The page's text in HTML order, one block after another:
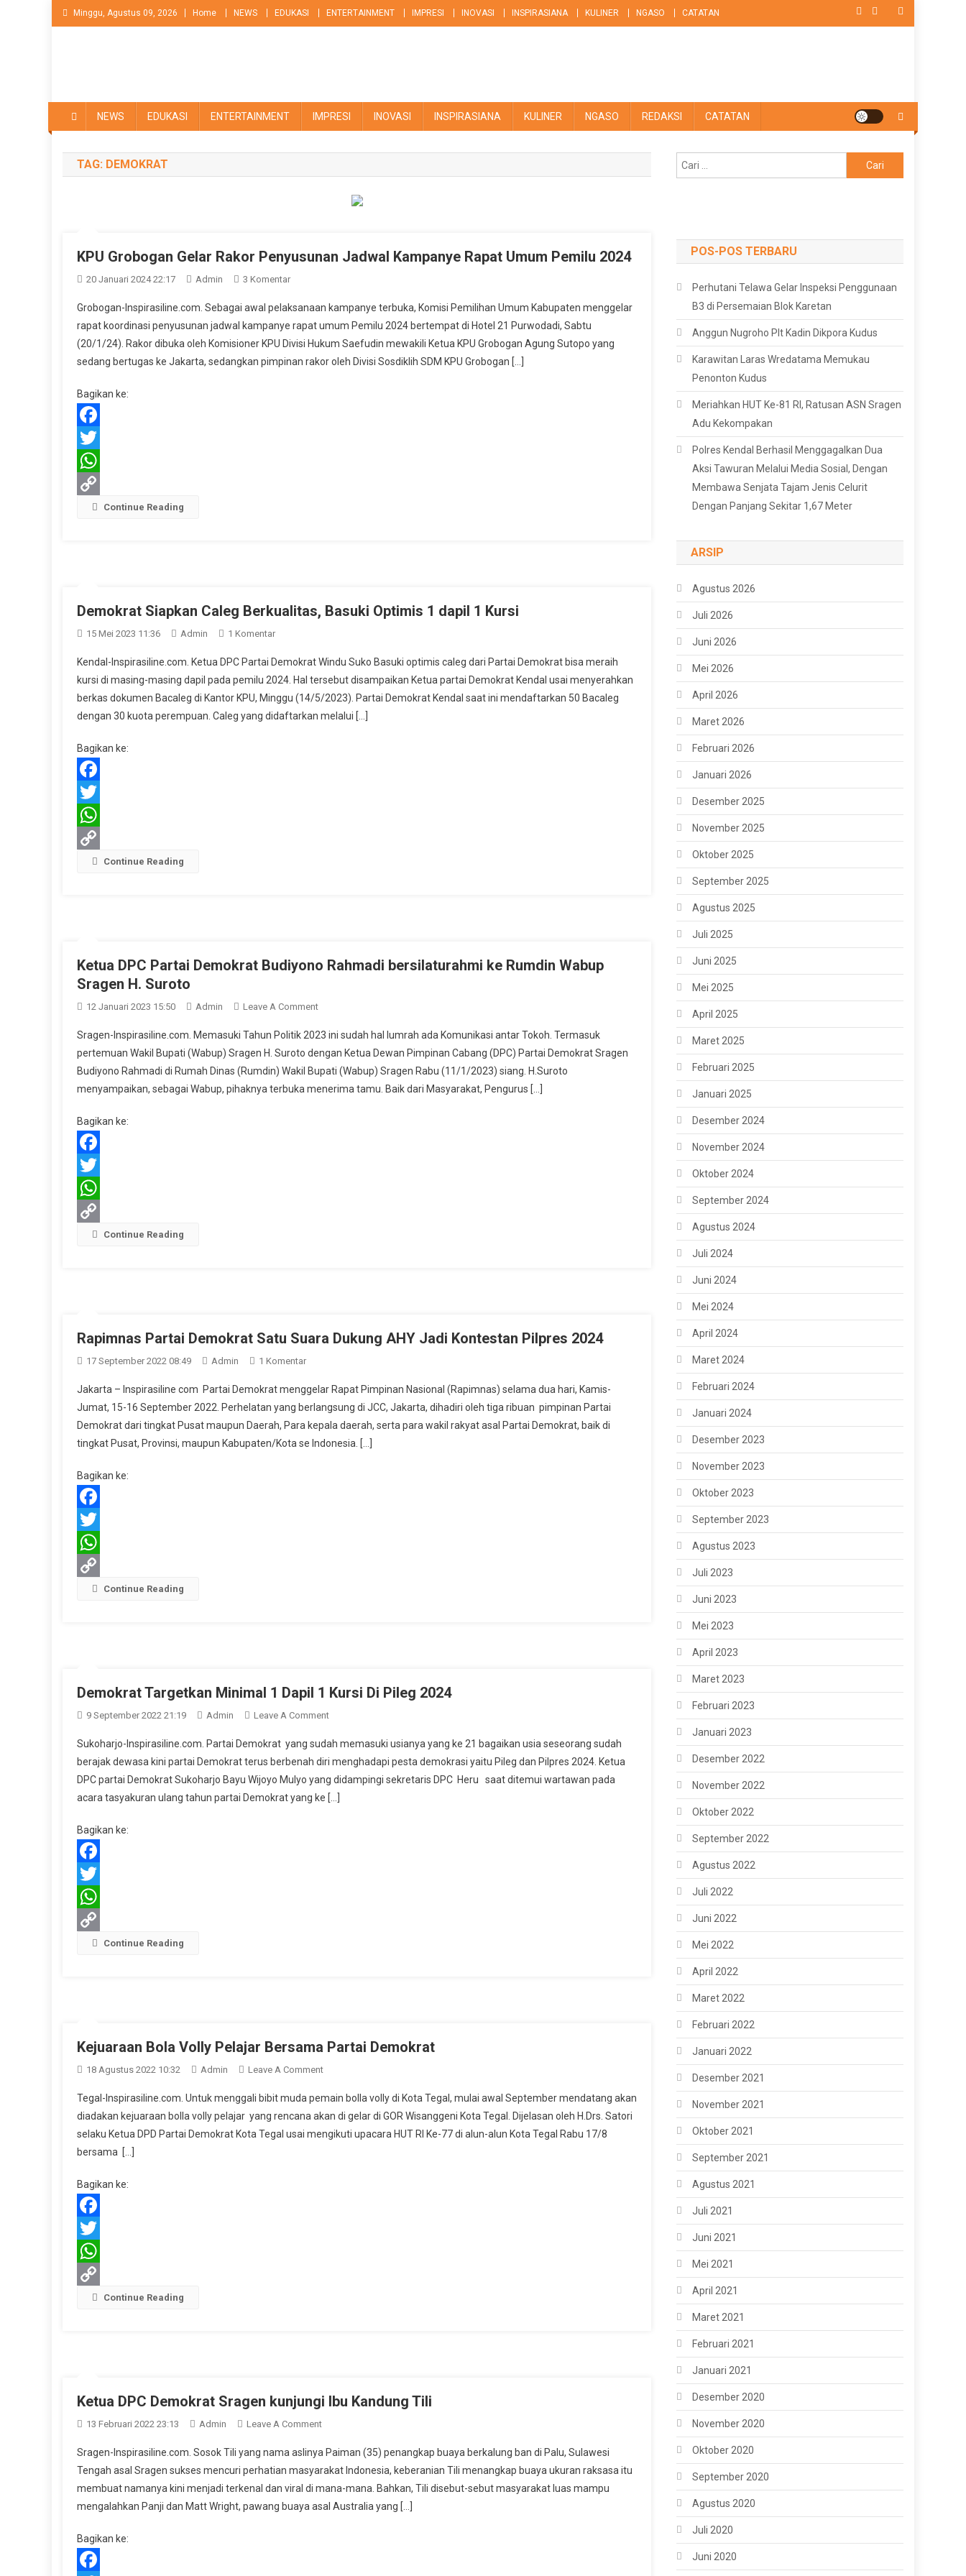
Skip
to
Minggu, Agustus 09, 2026 Home NEWS EDUKASI ENTERTAINMENT IMPRESI INOVASI INSPIRASIANA KULINER NGASO CATATAN
NEWS EDUKASI ENTERTAINMENT IMPRESI INOVASI INSPIRASIANA KULINER NGASO REDAKSI CATATAN
TAG: DEMOKRAT
KPU Grobogan Gelar Rakor Penyusunan Jadwal Kampanye Rapat Umum Pemilu 2024
20 Januari 2024 22:17 Admin 3 KomentarPada
Grobogan
Gelar
Rakor
Penyusunan
Grobogan-Inspirasiline.com. Sebagai awal pelaksanaan kampanye terbuka, Komisi Pemilihan Umum Kabupaten menggelar
rapat koordinasi penyusunan jadwal kampanye rapat umum Pemilu 2024 bertempat di Hotel 21 Purwodadi, Sabtu
(20/1/24). Rakor dibuka oleh Komisioner KPU Divisi Hukum Saefudin mewakili Ketua KPU Grobogan Agung Sutopo yang
sedang bertugas ke Jakarta, sedangkan pimpinan rakor oleh Divisi Sosdiklih SDM KPU Grobogan […]
Bagikan ke:
Facebook
Twitter
WhatsApp
Copy
Continue Reading
Demokrat Siapkan Caleg Berkualitas, Basuki Optimis 1 dapil 1 Kursi
15 Mei 2023 11:36 Admin 1 KomentarPada
Siapkan
Caleg
Berkualitas,
Basuki
Kendal-Inspirasiline.com. Ketua DPC Partai Demokrat Windu Suko Basuki optimis caleg dari Partai Demokrat bisa meraih
kursi di masing-masing dapil pada pemilu 2024. Hal tersebut disampaikan Ketua partai Demokrat Kendal usai menyerahkan
berkas dokumen Bacaleg di Kantor KPU, Minggu (14/5/2023). Partai Demokrat Kendal saat ini mendaftarkan 50 Bacaleg
dengan 30 kuota perempuan. Caleg yang didaftarkan melalui […]
Bagikan ke:
Facebook
Twitter
WhatsApp
Copy
Continue Reading
Ketua DPC Partai Demokrat Budiyono Rahmadi bersilaturahmi ke Rumdin Wabup
Sragen H. Suroto
12 Januari 2023 15:50 Admin Leave A CommentOn
DPC
Partai
Demokrat
Budiyono
Sragen-Inspirasiline.com. Memasuki Tahun Politik 2023 ini sudah hal lumrah ada Komunikasi antar Tokoh. Termasuk
pertemuan Wakil Bupati (Wabup) Sragen H. Suroto dengan Ketua Dewan Pimpinan Cabang (DPC) Partai Demokrat Sragen
Budiyono Rahmadi di Rumah Dinas (Rumdin) Wakil Bupati (Wabup) Sragen Rabu (11/1/2023) siang. H.Suroto
menyampaikan, sebagai Wabup, pihaknya terbuka menerima tamu. Baik dari Masyarakat, Pengurus […]
Bagikan ke:
Facebook
Twitter
WhatsApp
Copy
Continue Reading
Rapimnas Partai Demokrat Satu Suara Dukung AHY Jadi Kontestan Pilpres 2024
17 September 2022 08:49 Admin 1 KomentarPada
Partai
Demokrat
Satu
Suara
Jakarta – Inspirasiline com Partai Demokrat menggelar Rapat Pimpinan Nasional (Rapimnas) selama dua hari, Kamis-
Jumat, 15-16 September 2022. Perhelatan yang berlangsung di JCC, Jakarta, dihadiri oleh tiga ribuan pimpinan Partai
Demokrat dari tingkat Pusat maupun Daerah, Para kepala daerah, serta para wakil rakyat asal Partai Demokrat, baik di
tingkat Pusat, Provinsi, maupun Kabupaten/Kota se Indonesia. […]
Bagikan ke:
Facebook
Twitter
WhatsApp
Copy
Continue Reading
Demokrat Targetkan Minimal 1 Dapil 1 Kursi Di Pileg 2024
9 September 2022 21:19 Admin Leave A CommentOn
Targetkan
Minimal
1
Dapil
Sukoharjo-Inspirasiline.com. Partai Demokrat yang sudah memasuki usianya yang ke 21 bagaikan usia seseorang sudah
berajak dewasa kini partai Demokrat terus berbenah diri menghadapi pesta demokrasi yaitu Pileg dan Pilpres 2024. Ketua
DPC partai Demokrat Sukoharjo Bayu Wijoyo Mulyo yang didampingi sekretaris DPC Heru saat ditemui wartawan pada
acara tasyakuran ulang tahun partai Demokrat yang ke […]
Bagikan ke:
Facebook
Twitter
WhatsApp
Copy
Continue Reading
Kejuaraan Bola Volly Pelajar Bersama Partai Demokrat
18 Agustus 2022 10:32 Admin Leave A CommentOn
Bola
Volly
Pelajar
Tegal-Inspirasiline.com. Untuk menggali bibit muda pemain bolla volly di Kota Tegal, mulai awal September mendatang akan
diadakan kejuaraan bolla volly pelajar yang rencana akan di gelar di GOR Wisanggeni Kota Tegal. Dijelasan oleh H.Drs. Satori
selaku Ketua DPD Partai Demokrat Kota Tegal usai mengikuti upacara HUT RI Ke-77 di alun-alun Kota Tegal Rabu 17/8
bersama […]
Bagikan ke:
Facebook
Twitter
WhatsApp
Copy
Continue Reading
Ketua DPC Demokrat Sragen kunjungi Ibu Kandung Tili
13 Februari 2022 23:13 Admin Leave A CommentOn
DPC
Demokrat
Sragen
Kunjungi
Sragen-Inspirasiline.com. Sosok Tili yang nama aslinya Paiman (35) penangkap buaya berkalung ban di Palu, Sulawesi
Tengah asal Sragen sukses mencuri perhatian masyarakat Indonesia, keberanian Tili menangkap buaya ukuran raksasa itu
membuat namanya kini menjadi terkenal dan viral di mana-mana. Bahkan, Tili disebut-sebut masyarakat luas mampu
mengalahkan Panji dan Matt Wright, pawang buaya asal Australia yang […]
Bagikan ke:
untuk:
POS-POS TERBARU
Perhutani Telawa Gelar Inspeksi Penggunaan
B3 di Persemaian Blok Karetan
Anggun Nugroho Plt Kadin Dikpora Kudus
Karawitan Laras Wredatama Memukau
Penonton Kudus
Meriahkan HUT Ke-81 RI, Ratusan ASN Sragen
Adu Kekompakan
Polres Kendal Berhasil Menggagalkan Dua
Aksi Tawuran Melalui Media Sosial, Dengan
Membawa Senjata Tajam Jenis Celurit
Dengan Panjang Sekitar 1,67 Meter
ARSIP
Agustus 2026
Juli 2026
Juni 2026
Mei 2026
April 2026
Maret 2026
Februari 2026
Januari 2026
Desember 2025
November 2025
Oktober 2025
September 2025
Agustus 2025
Juli 2025
Juni 2025
Mei 2025
April 2025
Maret 2025
Februari 2025
Januari 2025
Desember 2024
November 2024
Oktober 2024
September 2024
Agustus 2024
Juli 2024
Juni 2024
Mei 2024
April 2024
Maret 2024
Februari 2024
Januari 2024
Desember 2023
November 2023
Oktober 2023
September 2023
Agustus 2023
Juli 2023
Juni 2023
Mei 2023
April 2023
Maret 2023
Februari 2023
Januari 2023
Desember 2022
November 2022
Oktober 2022
September 2022
Agustus 2022
Juli 2022
Juni 2022
Mei 2022
April 2022
Maret 2022
Februari 2022
Januari 2022
Desember 2021
November 2021
Oktober 2021
September 2021
Agustus 2021
Juli 2021
Juni 2021
Mei 2021
April 2021
Maret 2021
Februari 2021
Januari 2021
Desember 2020
November 2020
Oktober 2020
September 2020
Agustus 2020
Juli 2020
Juni 2020